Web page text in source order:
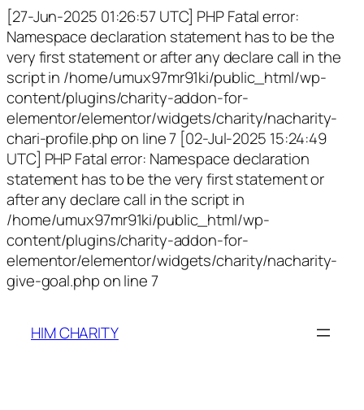
[27-Jun-2025 01:26:57 UTC] PHP Fatal error:
Namespace declaration statement has to be the
very first statement or after any declare call in the
script in /home/umux97mr91ki/public_html/wp-
content/plugins/charity-addon-for-
elementor/elementor/widgets/charity/nacharity-
chari-profile.php on line 7 [02-Jul-2025 15:24:49
UTC] PHP Fatal error: Namespace declaration
statement has to be the very first statement or
after any declare call in the script in
/home/umux97mr91ki/public_html/wp-
content/plugins/charity-addon-for-
elementor/elementor/widgets/charity/nacharity-
give-goal.php on line 7
HIM CHARITY